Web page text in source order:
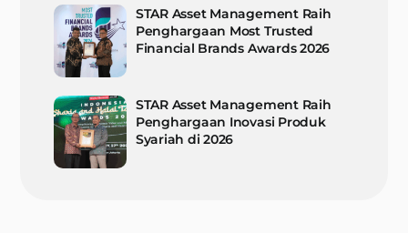
STAR Asset Management Raih
Penghargaan Most Trusted
Financial Brands Awards 2026
STAR Asset Management Raih
Penghargaan Inovasi Produk
Syariah di 2026